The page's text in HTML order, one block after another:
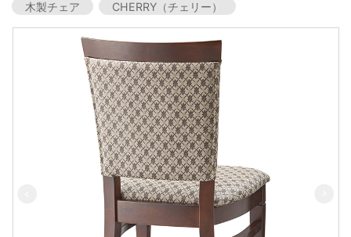
木製チェア
CHERRY（チェリー）